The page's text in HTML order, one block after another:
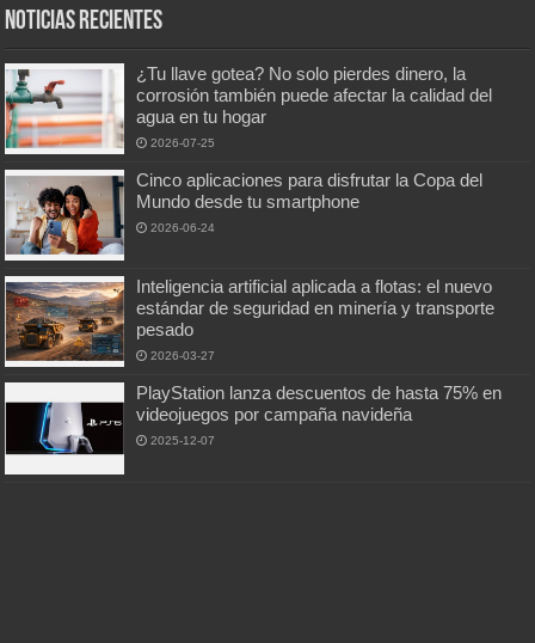
Noticias recientes
¿Tu llave gotea? No solo pierdes dinero, la
corrosión también puede afectar la calidad del
agua en tu hogar
2026-07-25
Cinco aplicaciones para disfrutar la Copa del
Mundo desde tu smartphone
2026-06-24
Inteligencia artificial aplicada a flotas: el nuevo
estándar de seguridad en minería y transporte
pesado
2026-03-27
PlayStation lanza descuentos de hasta 75% en
videojuegos por campaña navideña
2025-12-07